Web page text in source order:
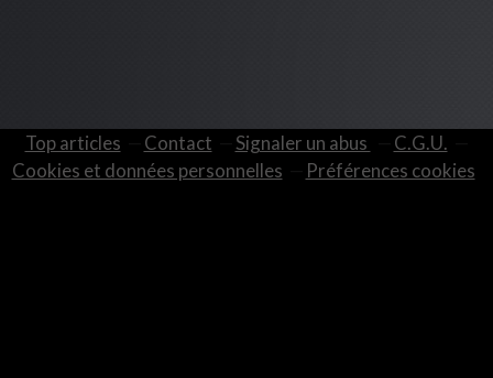
Top articles Contact Signaler un abus
C.G.U.
Cookies et données personnelles
Préférences cookies